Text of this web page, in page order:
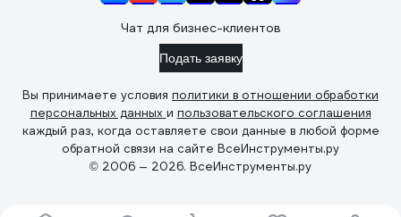
Чат для бизнес-клиентов
Подать заявку
Вы принимаете условия политики в отношении обработки
персональных данных и пользовательского соглашения
каждый раз, когда оставляете свои данные в любой форме
обратной связи на сайте ВсеИнструменты.ру
© 2006 — 2026. ВсеИнструменты.ру